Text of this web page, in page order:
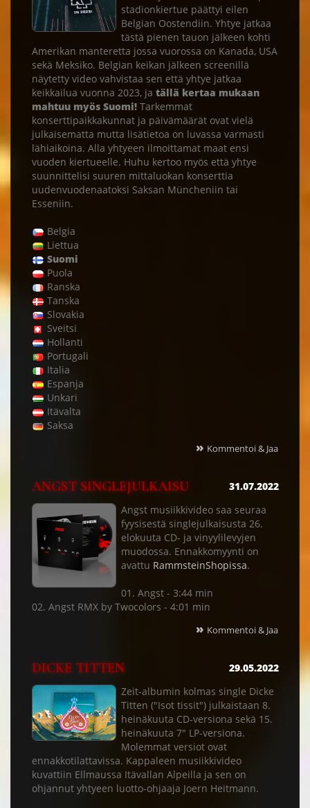
stadionkiertue päättyi eilen
Belgian Oostendiin. Yhtye jatkaa
tästä pienen tauon jälkeen kohti
Amerikan manteretta jossa vuorossa on Kanada, USA
sekä Meksiko. Belgian keikan jälkeen screenillä
näytetty video vahvistaa sen että yhtye jatkaa
keikkailua vuonna 2023, ja tällä kertaa mukaan
mahtuu myös Suomi! Tarkemmat
konserttipaikkakunnat ja päivämäärät ovat vielä
julkaisematta mutta lisätietoa on luvassa varmasti
lähiaikoina. Alla yhtyeen ilmoittamat maat ensi
vuoden kiertueelle. Huhu kertoo myös että yhtye
suunnittelisi suuren mittaluokan konserttia
uudenvuodenaatoksi Saksan Müncheniin tai
Esseniin.
Belgia
Liettua
Suomi
Puola
Ranska
Tanska
Slovakia
Sveitsi
Hollanti
Portugali
Italia
Espanja
Unkari
Itävalta
Saksa
» Kommentoi & Jaa
ANGST SINGLEJULKAISU
31.07.2022
Angst musiikkivideo saa seuraa
fyysisestä singlejulkaisusta 26.
elokuuta CD- ja vinyylilevyjen
muodossa. Ennakkomyynti on
avattu RammsteinShopissa.
01. Angst - 3:44 min
02. Angst RMX by Twocolors - 4:01 min
» Kommentoi & Jaa
DICKE TITTEN
29.05.2022
Zeit-albumin kolmas single Dicke
Titten ("Isot tissit") julkaistaan 8.
heinäkuuta CD-versiona sekä 15.
heinäkuuta 7" LP-versiona.
Molemmat versiot ovat
ennakkotilattavissa. Kappaleen musiikkivideo
kuvattiin Ellmaussa Itävallan Alpeilla ja sen on
ohjannut yhtyeen luotto-ohjaaja Joern Heitmann.